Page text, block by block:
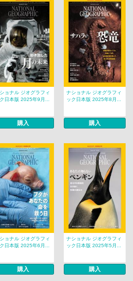
ョナル ジオグラフィ
日本版 2025年9月...
購入
ナショナル ジオグラフィ
ック日本版 2025年8月...
購入
ョナル ジオグラフィ
日本版 2025年6月...
購入
ナショナル ジオグラフィ
ック日本版 2025年5月...
購入